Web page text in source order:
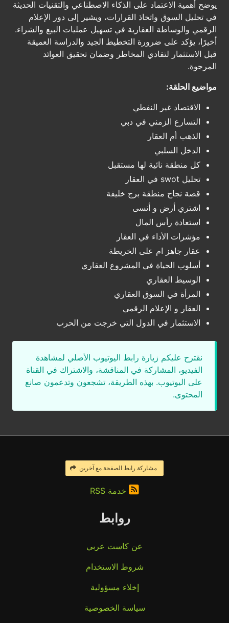
يوضح أهمية الاعتماد على الذكاء الاصطناعي والتقنيات الحديثة
في تحليل السوق واتخاذ القرارات، ويشير إلى دور الإعلام
الرقمي والوساطة العقارية في تسهيل عمليات البيع والشراء.
أخيرًا، يؤكد على ضرورة التخطيط الجيد والدراسة العميقة
قبل الاستثمار لتفادي المخاطر وضمان تحقيق العوائد
المرجوة.
مواضيع الحلقة:
الاقتصاد غير النفطي
التسارع الزمني في دبي
الذهب أم العقار
الدخل السلبي
كل منطقة نائية لها مستقبل
تحليل swot في العقار
قصة نجاح منطقة برج خليفة
اشتري أرض و أنسى
استعادة رأس المال
مؤشرات الأداء في العقار
عقار جاهز ام على الخريطة
أسلوب الحياة في المشروع العقاري
الوسيط العقاري
المرأة في السوق العقاري
العقار و الإعلام الرقمي
الاستثمار في الدول التي خرجت من الحرب
نقترح عليكم زيارة رابط اليوتيوب الأصلي لمشاهدة
الفيديو، المشاركة في المناقشة، والاشتراك في القناة
على اليوتيوب. بهذه الطريقة، تشجعون وتدعمون صانع
المحتوى.
مشاركة رابط الصفحة مع آخرين
خدمة RSS
روابط
عن كاست عربي
شروط الاستخدام
إخلاء مسؤولية
سياسة الخصوصية